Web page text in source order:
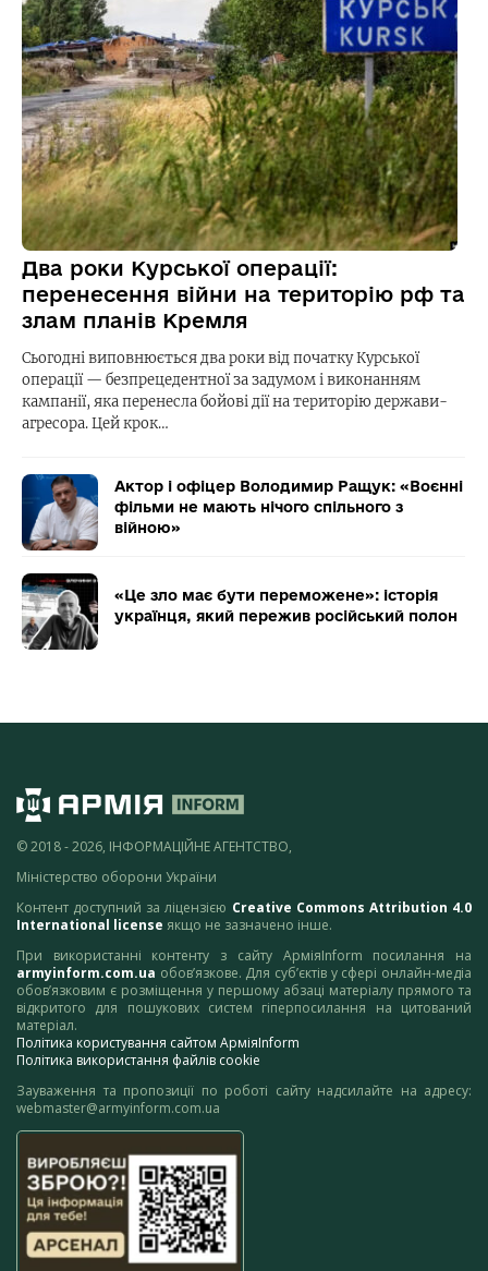
Два роки Курської операції:
перенесення війни на територію рф та
злам планів Кремля
Сьогодні виповнюється два роки від початку Курської
операції — безпрецедентної за задумом і виконанням
кампанії, яка перенесла бойові дії на територію держави-
агресора. Цей крок…
Актор і офіцер Володимир Ращук: «Воєнні
фільми не мають нічого спільного з
війною»
«Це зло має бути переможене»: історія
українця, який пережив російський полон
© 2018 - 2026, ІНФОРМАЦІЙНЕ АГЕНТСТВО,
Міністерство оборони України
Контент доступний за ліцензією Creative Commons Attribution 4.0
International license якщо не зазначено інше.
При використанні контенту з сайту АрміяInform посилання на
armyinform.com.ua обов’язкове. Для суб’єктів у сфері онлайн-медіа
обов’язковим є розміщення у першому абзаці матеріалу прямого та
відкритого для пошукових систем гіперпосилання на цитований
матеріал.
Політика користування сайтом АрміяInform
Політика використання файлів cookie
Зауваження та пропозиції по роботі сайту надсилайте на адресу:
webmaster@armyinform.com.ua